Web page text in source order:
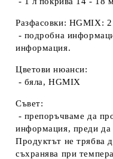
Разфасовки: HGMIX:
- подробна
информация.
Цветови нюанси:
- бяла, HGMIX
Съвет:
- препоръчваме да
информация, преди да
Продуктът не трябва
съхранява при